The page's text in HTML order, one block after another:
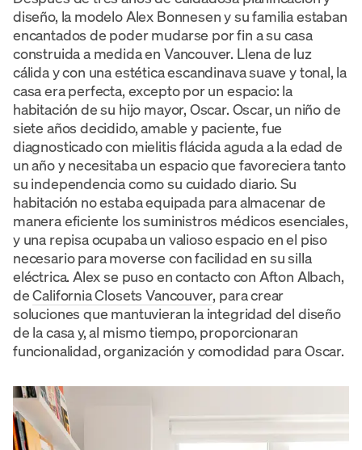
diseño, la modelo Alex Bonnesen y su familia estaban
encantados de poder mudarse por fin a su casa
construida a medida en Vancouver. Llena de luz
cálida y con una estética escandinava suave y tonal, la
casa era perfecta, excepto por un espacio: la
habitación de su hijo mayor, Oscar. Oscar, un niño de
siete años decidido, amable y paciente, fue
diagnosticado con mielitis flácida aguda a la edad de
un año y necesitaba un espacio que favoreciera tanto
su independencia como su cuidado diario. Su
habitación no estaba equipada para almacenar de
manera eficiente los suministros médicos esenciales,
y una repisa ocupaba un valioso espacio en el piso
necesario para moverse con facilidad en su silla
eléctrica. Alex se puso en contacto con Afton Albach,
deCalifornia Closets Vancouver, para crear
soluciones que mantuvieran la integridad del diseño
de la casa y, al mismo tiempo, proporcionaran
funcionalidad, organización y comodidad para Oscar.